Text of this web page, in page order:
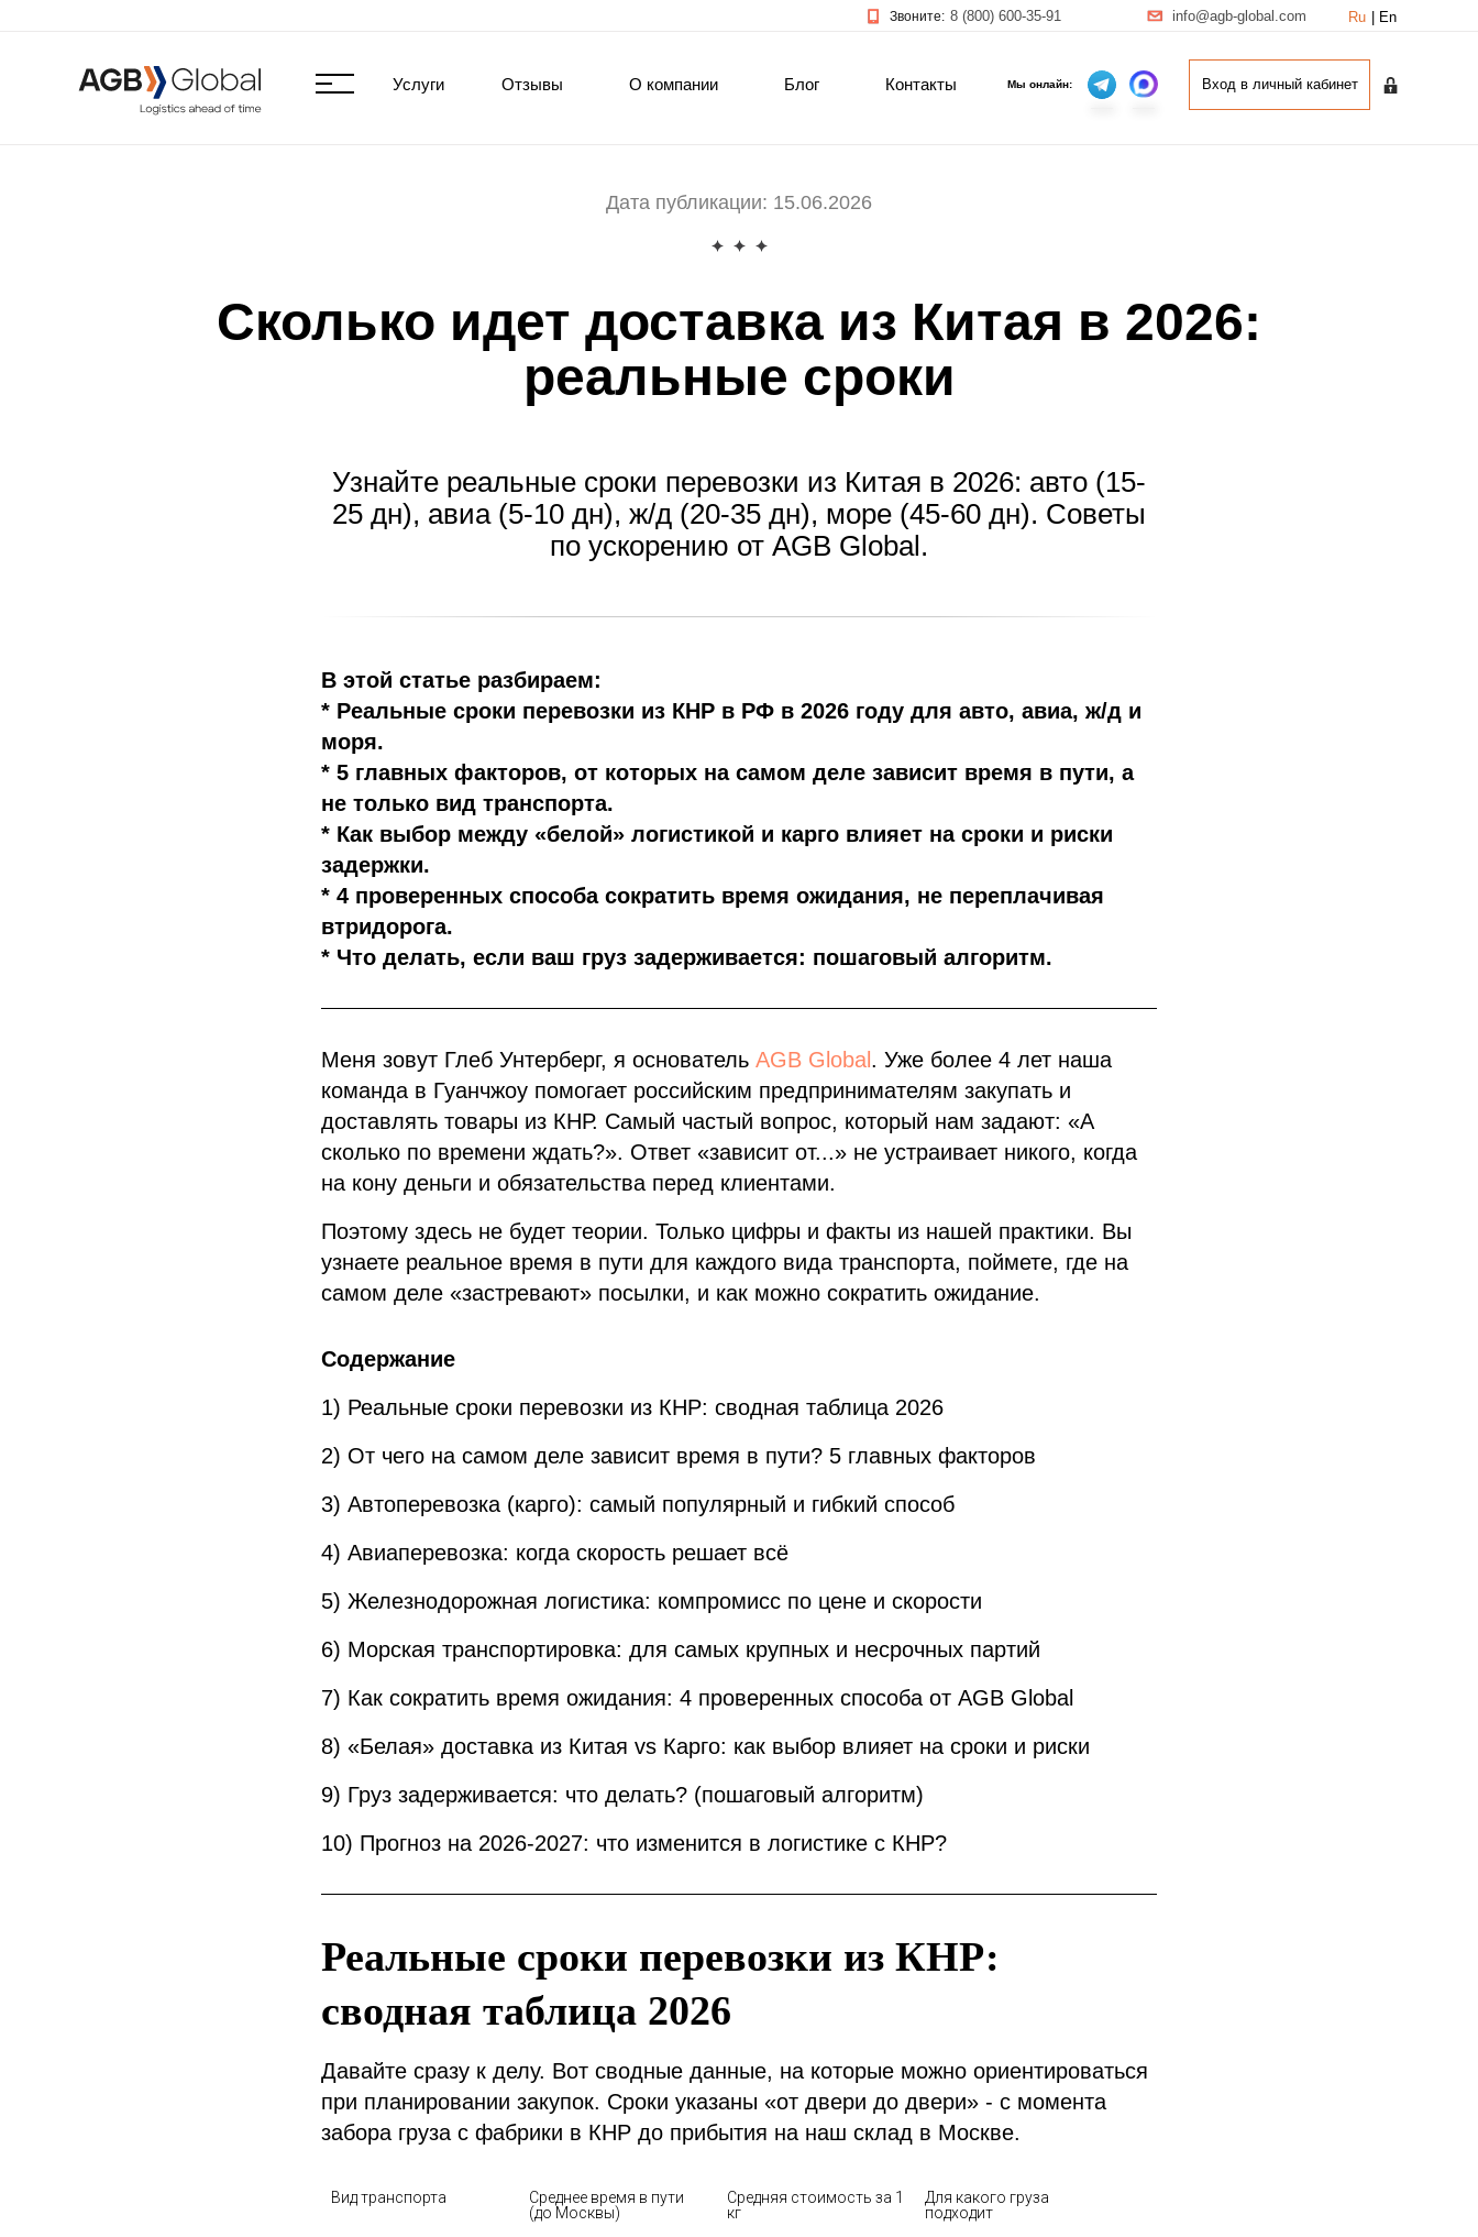
Вход в личный кабинет
Услуги Отзывы О компании Блог Контакты Мы онлайн: Вход в личный кабинет
8 (800) 600-35-91
Звоните: info@agb-global.com Ru En
Дата публикации: 15.06.2026
Сколько идет доставка из Китая в 2026:
реальные сроки
Узнайте реальные сроки перевозки из Китая в 2026: авто (15-
25 дн), авиа (5-10 дн), ж/д (20-35 дн), море (45-60 дн). Советы
по ускорению от AGB Global.
В этой статье разбираем:
* Реальные сроки перевозки из КНР в РФ в 2026 году для авто, авиа, ж/д и
моря.
* 5 главных факторов, от которых на самом деле зависит время в пути, а
не только вид транспорта.
* Как выбор между «белой» логистикой и карго влияет на сроки и риски
задержки.
* 4 проверенных способа сократить время ожидания, не переплачивая
втридорога.
* Что делать, если ваш груз задерживается: пошаговый алгоритм.
Меня зовут Глеб Унтерберг, я основатель AGB Global . Уже более 4 лет наша
команда в Гуанчжоу помогает российским предпринимателям закупать и
доставлять товары из КНР. Самый частый вопрос, который нам задают: «А
сколько по времени ждать?». Ответ «зависит от...» не устраивает никого, когда
на кону деньги и обязательства перед клиентами.
Поэтому здесь не будет теории. Только цифры и факты из нашей практики. Вы
узнаете реальное время в пути для каждого вида транспорта, поймете, где на
самом деле «застревают» посылки, и как можно сократить ожидание.
Содержание
1) Реальные сроки перевозки из КНР: сводная таблица 2026
2) От чего на самом деле зависит время в пути? 5 главных факторов
3) Автоперевозка (карго): самый популярный и гибкий способ
4) Авиаперевозка: когда скорость решает всё
5) Железнодорожная логистика: компромисс по цене и скорости
6) Морская транспортировка: для самых крупных и несрочных партий
7) Как сократить время ожидания: 4 проверенных способа от AGB Global
8) «Белая» доставка из Китая vs Карго: как выбор влияет на сроки и риски
9) Груз задерживается: что делать? (пошаговый алгоритм)
10) Прогноз на 2026-2027: что изменится в логистике с КНР?
Реальные сроки перевозки из КНР:
сводная таблица 2026
Давайте сразу к делу. Вот сводные данные, на которые можно ориентироваться
при планировании закупок. Сроки указаны «от двери до двери» - с момента
забора груза с фабрики в КНР до прибытия на наш склад в Москве.
Вид транспорта
Среднее время в пути
(до Москвы)
Средняя стоимость за 1
кг
Для какого груза
подходит